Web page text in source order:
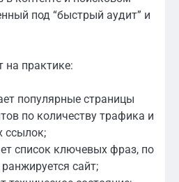
под “быстрый аудит” и
на практике:
популярные страницы
по количеству трафика и
ссылок;
список ключевых фраз, по
сайт;